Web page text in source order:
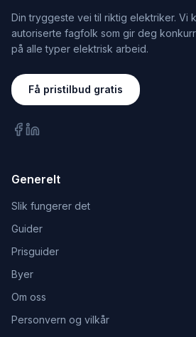
Din tryggeste vei til riktig elektriker. Vi
autoriserte fagfolk som gir deg
på alle typer elektrisk arbeid.
Få pristilbud gratis
Generelt
Slik fungerer det
Guider
Prisguider
Byer
Om oss
Personvern og vilkår